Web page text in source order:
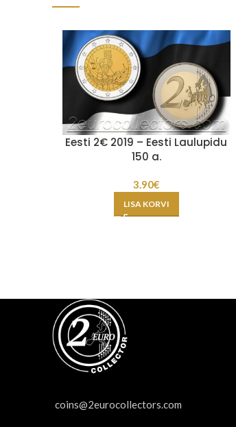
Eesti 2€ 2019 – Eesti Laulupidu
150 a.
3.90€
LISA KORVI
coins@2eurocollectors.com